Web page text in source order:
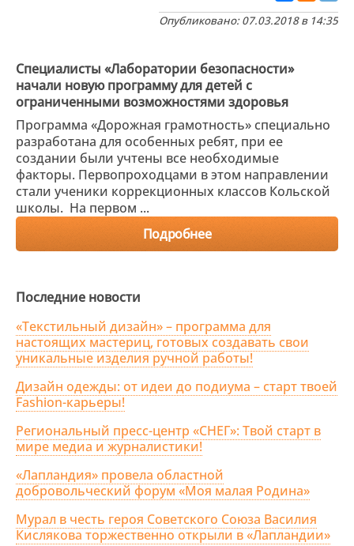
Опубликовано: 07.03.2018 в 14:35
Специалисты «Лаборатории безопасности»
начали новую программу для детей с
ограниченными возможностями здоровья
Программа «Дорожная грамотность» специально
разработана для особенных ребят, при ее
создании были учтены все необходимые
факторы. Первопроходцами в этом направлении
стали ученики коррекционных классов Кольской
школы. На первом ...
Подробнее
Последние новости
«Текстильный дизайн» – программа для
настоящих мастериц, готовых создавать свои
уникальные изделия ручной работы!
Дизайн одежды: от идеи до подиума – старт твоей
Fashion-карьеры!
Региональный пресс-центр «СНЕГ»: Твой старт в
мире медиа и журналистики!
«Лапландия» провела областной
добровольческий форум «Моя малая Родина»
Мурал в честь героя Советского Союза Василия
Кислякова торжественно открыли в «Лапландии»